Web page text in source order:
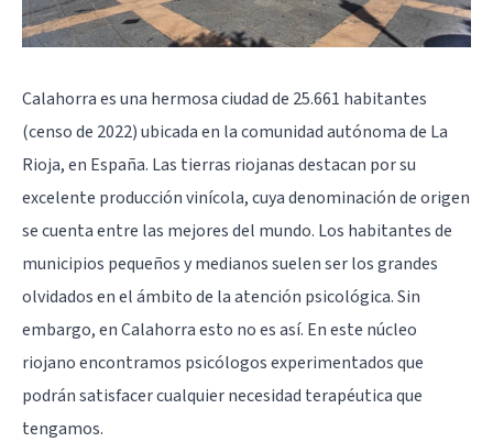
Calahorra es una hermosa ciudad de 25.661 habitantes
(censo de 2022) ubicada en la comunidad autónoma de La
Rioja, en España. Las tierras riojanas destacan por su
excelente producción vinícola, cuya denominación de origen
se cuenta entre las mejores del mundo. Los habitantes de
municipios pequeños y medianos suelen ser los grandes
olvidados en el ámbito de la atención psicológica. Sin
embargo, en Calahorra esto no es así. En este núcleo
riojano encontramos psicólogos experimentados que
podrán satisfacer cualquier necesidad terapéutica que
tengamos.